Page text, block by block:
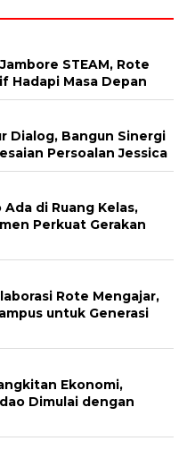
STEAM, Rote
Hadapi Masa Depan
Dialog, Bangun Sinergi
Persoalan Jessica
di Ruang Kelas,
Perkuat Gerakan
Rote Mengajar,
untuk Generasi
Ekonomi,
Dimulai dengan